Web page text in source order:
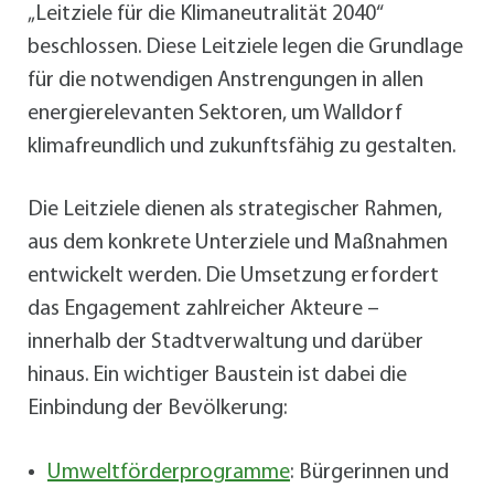
„Leitziele für die Klimaneutralität 2040“
beschlossen. Diese Leitziele legen die Grundlage
für die notwendigen Anstrengungen in allen
energierelevanten Sektoren, um Walldorf
klimafreundlich und zukunftsfähig zu gestalten.
Die Leitziele dienen als strategischer Rahmen,
aus dem konkrete Unterziele und Maßnahmen
entwickelt werden. Die Umsetzung erfordert
das Engagement zahlreicher Akteure –
innerhalb der Stadtverwaltung und darüber
hinaus. Ein wichtiger Baustein ist dabei die
Einbindung der Bevölkerung:
Umweltförderprogramme: Bürgerinnen und